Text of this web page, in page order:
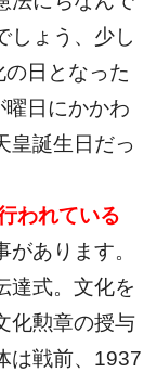
しょう、少し
日となった
日にかかわ
皇誕生日だっ
われている
あります。
達式。文化を
化勲章の授与
は戦前、1937